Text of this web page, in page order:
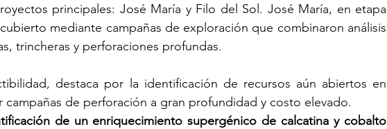
principales: José María y Filo del Sol. José María, en etapa
mediante campañas de exploración que combinaron análisis
trincheras y perforaciones profundas.
destaca por la identificación de recursos aún abiertos en
campañas de perforación a gran profundidad y costo elevado.
de un enriquecimiento supergénico de calcatina y cobalto